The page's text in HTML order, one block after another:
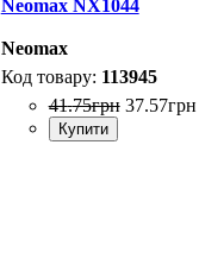
Neomax NX1044
Neomax
113945
41.75грн 37.57грн
Купити